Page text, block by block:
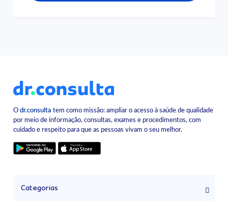
Odr.consulta tem como missão: ampliar o acesso à saúde de qualidade
por meio de informação, consultas, exames e procedimentos, com
cuidado e respeito para que as pessoas vivam o seu melhor.
Categorias